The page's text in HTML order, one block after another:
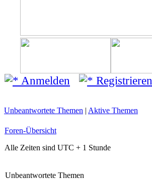
Anmelden Registrieren
Unbeantwortete Themen | Aktive Themen
Foren-Übersicht
Alle Zeiten sind UTC + 1 Stunde
Unbeantwortete Themen